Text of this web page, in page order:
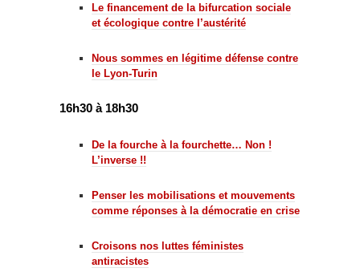
Le financement de la bifurcation sociale
et écologique contre l’austérité
Nous sommes en légitime défense contre
le Lyon-Turin
16h30 à 18h30
De la fourche à la fourchette… Non !
L’inverse !!
Penser les mobilisations et mouvements
comme réponses à la démocratie en crise
Croisons nos luttes féministes
antiracistes